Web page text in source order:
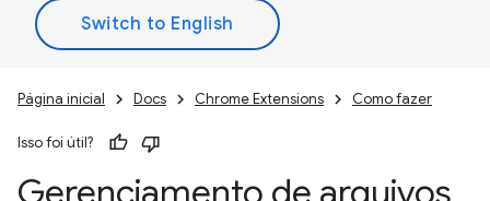
Página inicial Docs Chrome Extensions Como fazer
Isso foi útil?
Gerenciamento de arquivos